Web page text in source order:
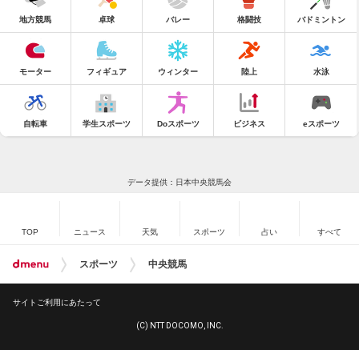
地方競馬 卓球 バレー 格闘技 バドミントン
モーター フィギュア ウィンター 陸上 水泳
自転車 学生スポーツ Doスポーツ ビジネス eスポーツ
データ提供：日本中央競馬会
TOP ニュース 天気 スポーツ 占い すべて
スポーツ 中央競馬
サイトご利用にあたって
(C) NTT DOCOMO, INC.